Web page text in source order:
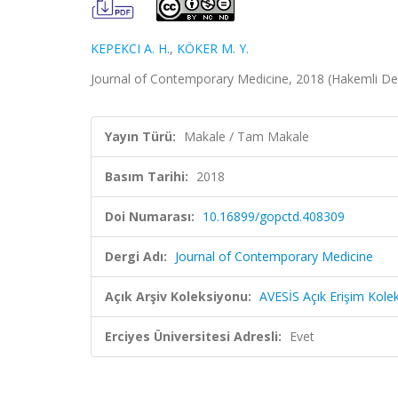
KEPEKCI A. H., KÖKER M. Y.
Journal of Contemporary Medicine, 2018 (Hakemli
Yayın Türü: Makale / Tam Makale
Basım Tarihi: 2018
Doi Numarası: 10.16899/gopctd.408309
Dergi Adı: Journal of Contemporary Medicine
Açık Arşiv Koleksiyonu: AVESİS Açık Erişim
Erciyes Üniversitesi Adresli: Evet